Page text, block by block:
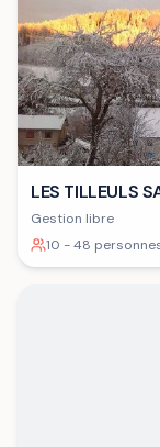
LES TILLEULS
Gestion libre
10 - 48